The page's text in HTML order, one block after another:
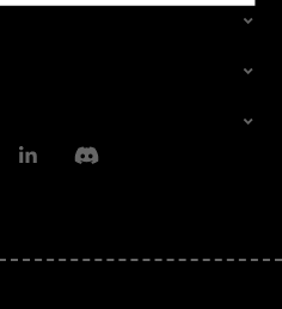
LinkedinDiscord